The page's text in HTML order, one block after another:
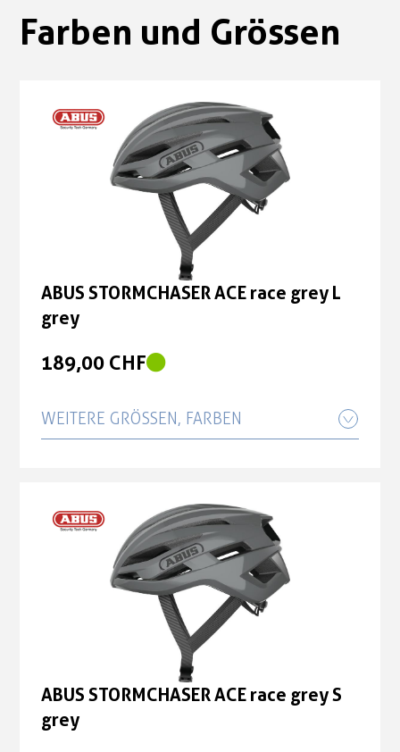
Farben und Grössen
ABUS STORMCHASER ACE race grey L
grey
189,00 CHF
WEITERE GRÖSSEN, FARBEN
179,00 CHF
ABUS STORMCHASER ACE race grey S
ABUS STORMCHASER ACE race grey S
grey